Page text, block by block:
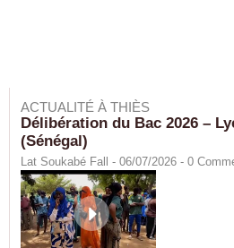
ACTUALITÉ À THIÈS
Délibération du Bac 2026 –
(Sénégal)
Lat Soukabé Fall - 06/07/2026 - 0